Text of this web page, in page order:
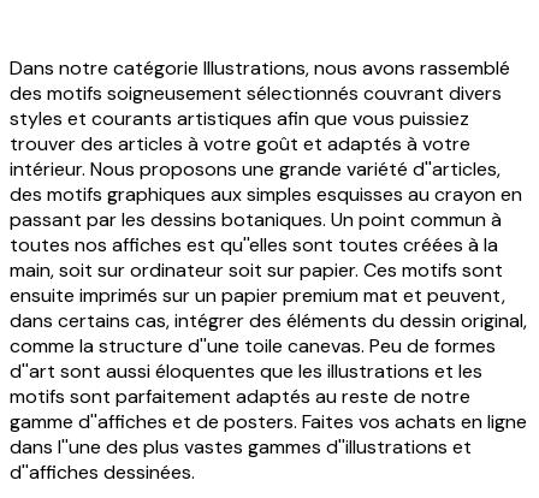
Dans notre catégorie Illustrations, nous avons rassemblé
des motifs soigneusement sélectionnés couvrant divers
styles et courants artistiques afin que vous puissiez
trouver des articles à votre goût et adaptés à votre
intérieur. Nous proposons une grande variété d''articles,
des motifs graphiques aux simples esquisses au crayon en
passant par les dessins botaniques. Un point commun à
toutes nos affiches est qu''elles sont toutes créées à la
main, soit sur ordinateur soit sur papier. Ces motifs sont
ensuite imprimés sur un papier premium mat et peuvent,
dans certains cas, intégrer des éléments du dessin original,
comme la structure d''une toile canevas. Peu de formes
d''art sont aussi éloquentes que les illustrations et les
motifs sont parfaitement adaptés au reste de notre
gamme d''affiches et de posters. Faites vos achats en ligne
dans l''une des plus vastes gammes d''illustrations et
d''affiches dessinées.